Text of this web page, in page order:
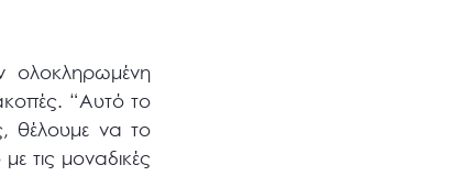
“Αυτό το
θέλουμε να το
τις μοναδικές